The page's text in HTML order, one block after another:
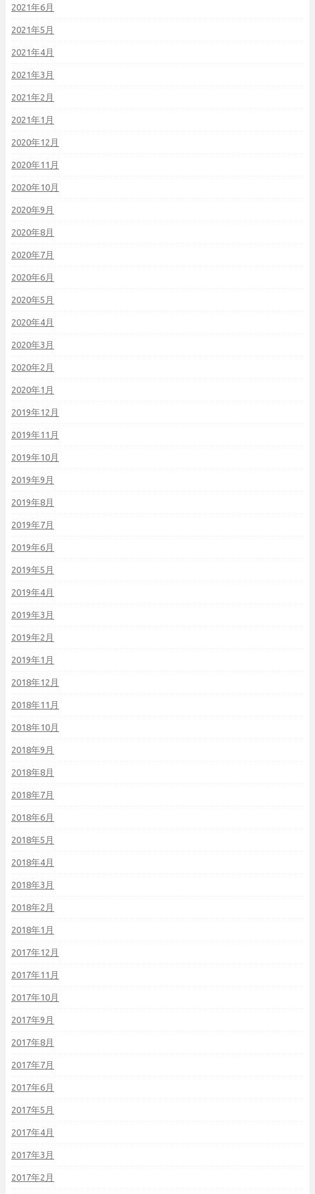
2021年6月
2021年5月
2021年4月
2021年3月
2021年2月
2021年1月
2020年12月
2020年11月
2020年10月
2020年9月
2020年8月
2020年7月
2020年6月
2020年5月
2020年4月
2020年3月
2020年2月
2020年1月
2019年12月
2019年11月
2019年10月
2019年9月
2019年8月
2019年7月
2019年6月
2019年5月
2019年4月
2019年3月
2019年2月
2019年1月
2018年12月
2018年11月
2018年10月
2018年9月
2018年8月
2018年7月
2018年6月
2018年5月
2018年4月
2018年3月
2018年2月
2018年1月
2017年12月
2017年11月
2017年10月
2017年9月
2017年8月
2017年7月
2017年6月
2017年5月
2017年4月
2017年3月
2017年2月